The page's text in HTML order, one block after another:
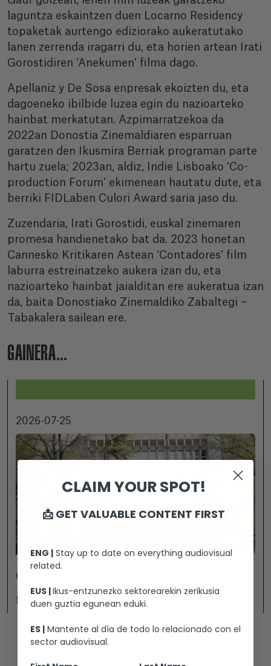
laguntza eskaintzen duen Locarno Residency
topaketak aurtengo ediziorako aukeratutako
lanen zerrenda iragarri du, eta horien artean Irati
Gorostidiren ‘Anekumen’ filma dago.
Apellaniz y De Sosa enpresak ekoizten du, eta
dagoeneko ibilbide luzea egin du nazioarteko
hainbat merkatutan. Azpimarratzekoa da
2022an Donostia Zinemaldiaren esparruan
garatzen den Ikusmira Berriak programan parte
hartu zuela; 2023an, aldiz, Indie Lisboako ‘Co-
production Forum’ ekimenean hautatu dute, eta
berriki FIDLaben Culori Award saria jaso du.
Zuzendaria, Irati Gorostidi, euskal zinemaren
promesa handienetako bat da. 2023 honetan
Cannesko Kritikaren Astean ‘Contadores’ film
laburra estreinatzeko aukera izan du, eta
nazioarteko hainbat jaialditan ere aukeratua izan
da, baita Donostiako Zinemaldiko Zabaltegi –
Tabakalera sailean ere.
GAINERA...
2026-07-25
GAMBOA ZINEMALDIA GASTEIZEN
Ikusi
CLAIM YOUR SPOT!
📩 GET VALUABLE CONTENT FIRST
ENG | Stay up to date on everything audiovisual
related.
EUS |Ikus-entzunezko sektorearekin zerikusia
duen guztia egunean eduki.
ES | Mantente al día de todo lo relacionado con el
sector audiovisual.